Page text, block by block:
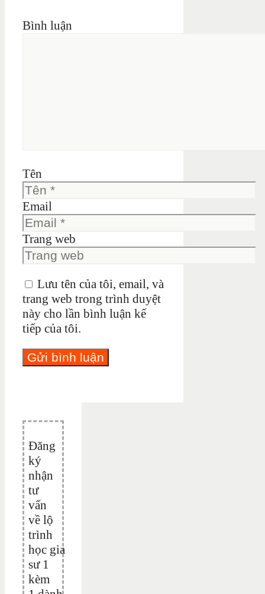
Bình luận
Tên
Email
Trang web
Lưu tên của tôi, email, và
trang web trong trình duyệt
này cho lần bình luận kế
tiếp của tôi.
Đăng
ký
nhận
tư
vấn
về lộ
trình
học gia
sư 1
kèm